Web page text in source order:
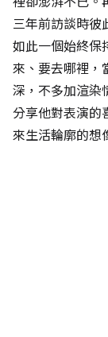
三年前訪談時彼
如此一個始終保
來、要去哪裡，
深，不多加渲染
分享他對表演的
來生活輪廓的想